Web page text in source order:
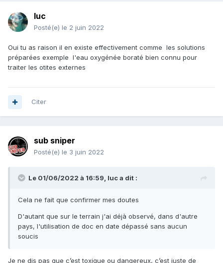
luc
Posté(e) le 2 juin 2022
Oui tu as raison il en existe effectivement comme les solutions
préparées exemple l'eau oxygénée boraté bien connu pour
traiter les otites externes
Citer
sub sniper
Posté(e) le 3 juin 2022
Le 01/06/2022 à 16:59, luca dit :
Cela ne fait que confirmer mes doutes
D'autant que sur le terrain j'ai déjà observé, dans d'autre
pays, l'utilisation de doc en date dépassé sans aucun
soucis
Je ne dis pas que c’est toxique ou dangereux, c’est juste de